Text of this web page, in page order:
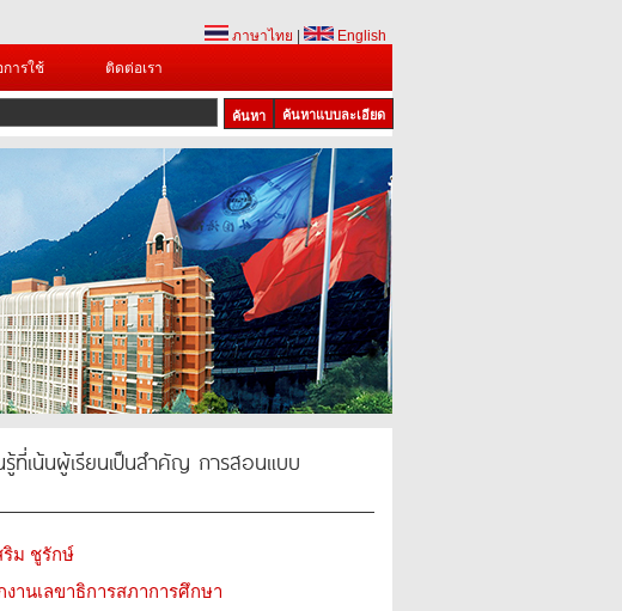
ภาษาไทย
English
ารใช้ ติดต่อเรา
ค้นหาแบบละเอียด
ที่เน้นผู้เรียนเป็นสำคัญ การสอนแบบ
ริม ชูรักษ์
งานเลขาธิการสภาการศึกษา